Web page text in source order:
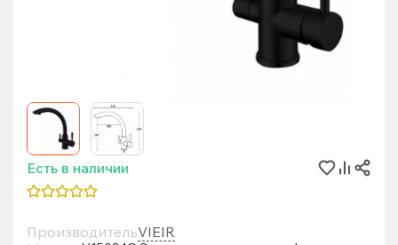
Есть в наличии
ПроизводительVIEIR